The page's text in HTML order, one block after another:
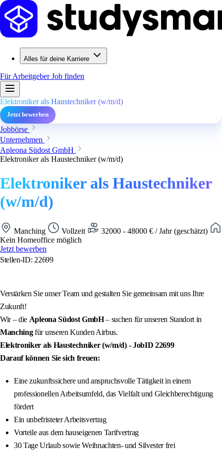
Alles für deine Karriere
Für ArbeitgeberJob finden
Elektroniker als Haustechniker (w/m/d)
Jetzt bewerben
Jobbörse
Unternehmen
Apleona Südost GmbH
Elektroniker als Haustechniker (w/m/d)
Elektroniker als Haustechniker
(w/m/d)
Manching Vollzeit
32000 - 48000 € / Jahr (geschätzt)
Kein Homeoffice möglich
Jetzt bewerben
Stellen-ID: 22699
Verstärken Sie unser Team und gestalten Sie gemeinsam mit uns Ihre
Zukunft!
Wir – die Apleona Südost GmbH– suchen für unseren Standort in
Manchingfür unseren Kunden Airbus.
Elektroniker als Haustechniker (w/m/d)- JobID 22699
Darauf können Sie sich freuen:
Eine zukunftssichere und anspruchsvolle Tätigkeit in einem
professionellen Arbeitsumfeld, das Vielfalt und Gleichberechtigung
fördert
Ein unbefristeter Arbeitsvertrag
Vorteile aus dem hauseigenen Tarifvertrag
30 Tage Urlaub sowie Weihnachten- und Silvester frei